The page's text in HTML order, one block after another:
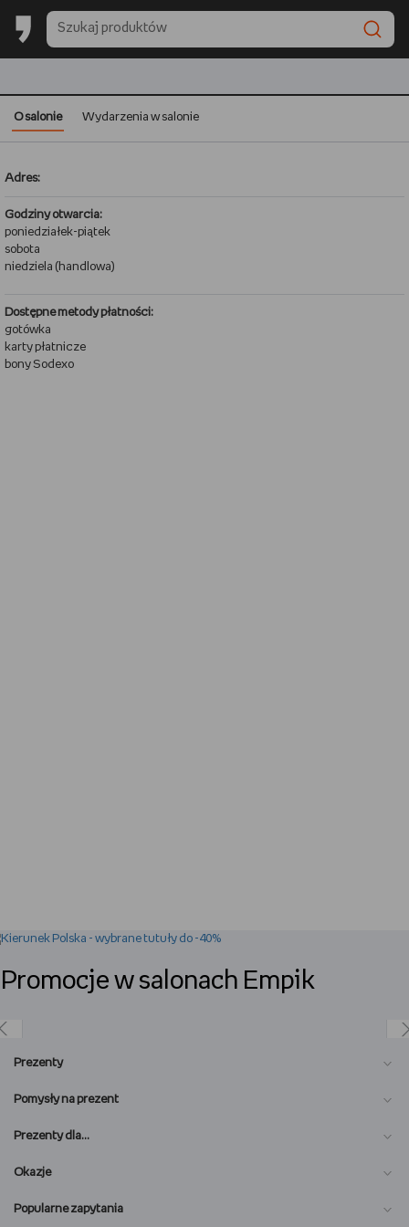
O salonie Wydarzenia w salonie
Adres:
Godziny otwarcia:
poniedziałek-piątek
sobota
niedziela (handlowa)
Dostępne metody płatności:
gotówka
karty płatnicze
bony Sodexo
Promocje w salonach Empik
Prezenty
Pomysły na prezent
Prezenty dla…
Okazje
Popularne zapytania